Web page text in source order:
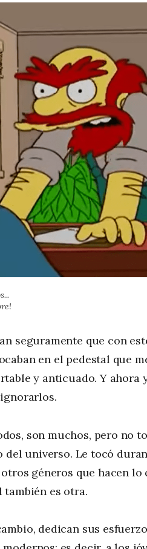
seguramente que con
en el pedestal que
y anticuado. Y
son muchos, pero no
del universo. Le tocó
géneros que hacen lo
también es otra.
dedican sus